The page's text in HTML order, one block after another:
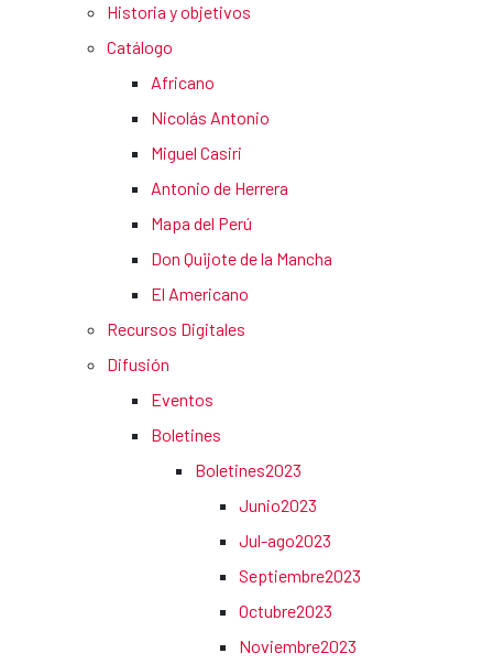
Historia y objetivos
Catálogo
Africano
Nicolás Antonio
Miguel Casiri
Antonio de Herrera
Mapa del Perú
Don Quijote de la Mancha
El Americano
Recursos Digitales
Difusión
Eventos
Boletines
Boletines2023
Junio2023
Jul-ago2023
Septiembre2023
Octubre2023
Noviembre2023